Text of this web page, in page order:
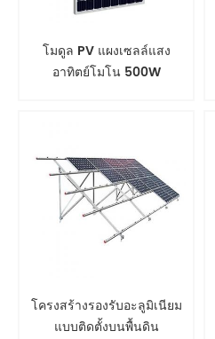
โมดูล PV แผงเซลล์แสง
อาทิตย์โมโน 500W
โครงสร้างรองรับอะลูมิเนียม
แบบติดตั้งบนพื้นดิน